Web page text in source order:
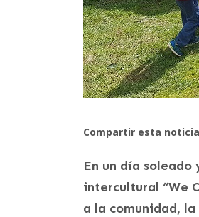
Compartir esta noticia
En un día
intercultural “We
a la comunidad,